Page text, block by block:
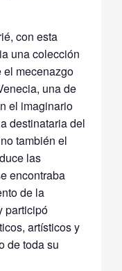
con esta
una colección
el mecenazgo
una de
el imaginario
destinataria del
también el
las
encontraba
de la
participó
artísticos y
de toda su